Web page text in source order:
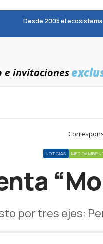
Desde 2005 el
e invitaciones
NOTICIAS
por tres ejes: